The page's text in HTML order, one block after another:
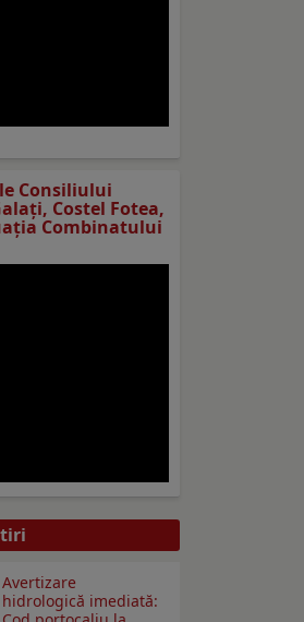
Consiliului
Costel Fotea,
Combinatului
Avertizare
hidrologică imediată: